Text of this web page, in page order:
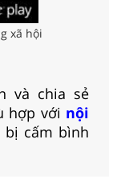
xã hội
và chia sẻ
hợp với nội
cấm bình